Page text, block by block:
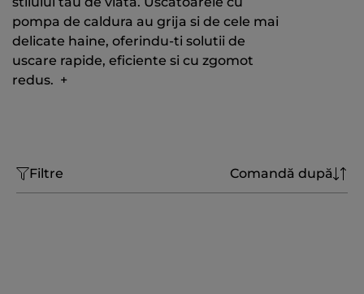
pompa de caldura au grija si de cele mai
delicate haine, oferindu-ti solutii de
uscare rapide, eficiente si cu zgomot
redus. +
Filtre Comandă după